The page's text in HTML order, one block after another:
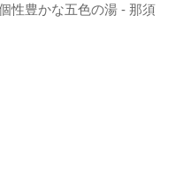
性豊かな五色の湯 - 那須